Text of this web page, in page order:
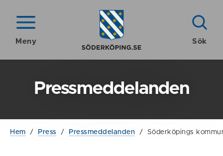
Meny Sök
Pressmeddelanden
Hem / Press / Pressmeddelanden / Söderköpings